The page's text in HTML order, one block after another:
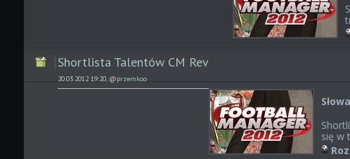
Shortlista Talentów CM Rev
20.03.2012 19:20, @przemkoo
się w